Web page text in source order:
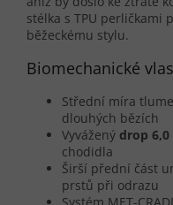
stélka s TPU perličkami
běžeckému stylu.
Biomechanické
Střední míra
dlouhých bězích
Vyvážený drop
chodidla
Širší přední část
prstů při odrazu